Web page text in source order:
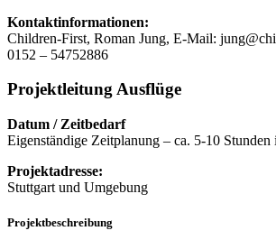
Kontaktinformationen:
Children-First, Roman Jung, E-Mail:
0152 – 54752886
Projektleitung Ausflüge
Datum / Zeitbedarf
Eigenständige Zeitplanung – ca. 5-10
Projektadresse:
Stuttgart und Umgebung
Projektbeschreibung